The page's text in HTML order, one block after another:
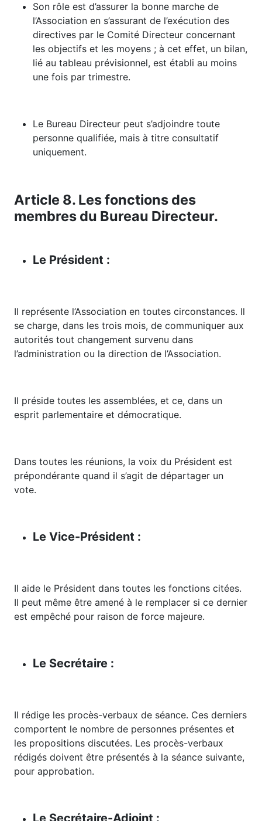
Son rôle est d’assurer la bonne marche de
l’Association en s’assurant de l’exécution des
directives par le Comité Directeur concernant
les objectifs et les moyens ; à cet effet, un bilan,
lié au tableau prévisionnel, est établi au moins
une fois par trimestre.
Le Bureau Directeur peut s’adjoindre toute
personne qualifiée, mais à titre consultatif
uniquement.
Article 8. Les fonctions des
membres du Bureau Directeur.
Le Président :
Il représente l’Association en toutes circonstances. Il
se charge, dans les trois mois, de communiquer aux
autorités tout changement survenu dans
l’administration ou la direction de l’Association.
Il préside toutes les assemblées, et ce, dans un
esprit parlementaire et démocratique.
Dans toutes les réunions, la voix du Président est
prépondérante quand il s’agit de départager un
vote.
Le Vice-Président :
Il aide le Président dans toutes les fonctions citées.
Il peut même être amené à le remplacer si ce dernier
est empêché pour raison de force majeure.
Le Secrétaire :
Il rédige les procès-verbaux de séance. Ces derniers
comportent le nombre de personnes présentes et
les propositions discutées. Les procès-verbaux
rédigés doivent être présentés à la séance suivante,
pour approbation.
Le Secrétaire-Adjoint :